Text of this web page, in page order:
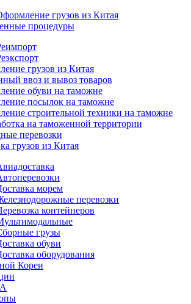
грузов из Китая
процедуры
грузов из Китая
ввоз и вывоз товаров
обуви на таможне
посылок на таможне
строительной техники на таможне
на таможенной территории
перевозки
грузов из Китая
морем
перевозки
контейнеров
грузы
обуви
оборудования
Кореи